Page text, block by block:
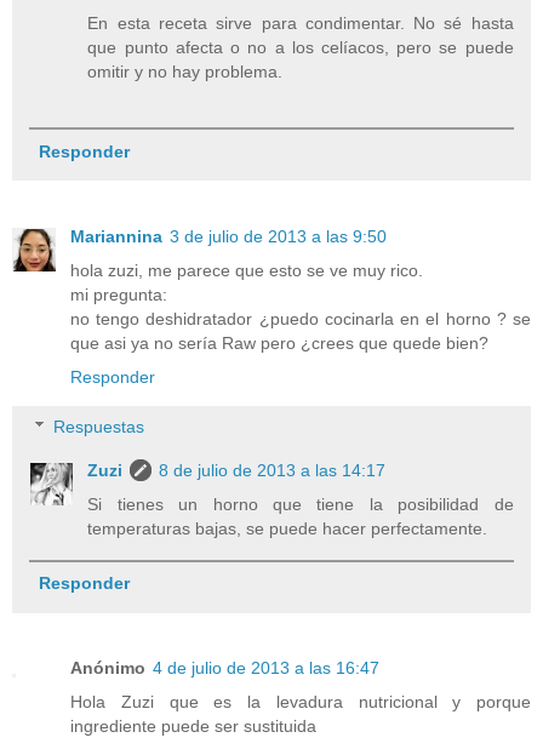
En esta receta sirve para condimentar. No sé hasta
que punto afecta o no a los celíacos, pero se puede
omitir y no hay problema.
Responder
Mariannina 3 de julio de 2013 a las 9:50
hola zuzi, me parece que esto se ve muy rico.
mi pregunta:
no tengo deshidratador ¿puedo cocinarla en el horno ? se
que asi ya no sería Raw pero ¿crees que quede bien?
Responder
Respuestas
Zuzi
8 de julio de 2013 a las 14:17
Si tienes un horno que tiene la posibilidad de
temperaturas bajas, se puede hacer perfectamente.
Responder
Anónimo 4 de julio de 2013 a las 16:47
Hola Zuzi que es la levadura nutricional y porque
ingrediente puede ser sustituida